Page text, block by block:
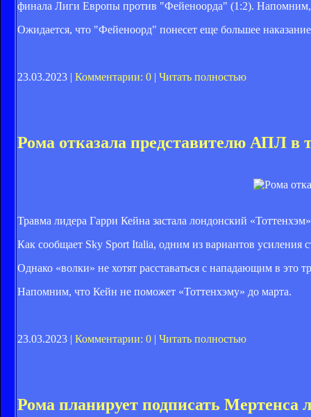
финала Лиги Европы против "Фейеноорда" (1:2). Напомним,
Ожидается, что "Фейеноорд" понесет еще большее
23.03.2023 | Комментарии: 0 | Читать полностью
Рома отказала представителю АПЛ в
Травма лидера Гарри Кейна застала лондонский
Как сообщает Sky Sport Italia, одним из вариантов
Однако «волки» не хотят расставаться с нападающим в это
Напомним, что Кейн не поможет «Тоттенхэму» до марта.
23.03.2023 | Комментарии: 0 | Читать полностью
Рома планирует подписать Мертенса